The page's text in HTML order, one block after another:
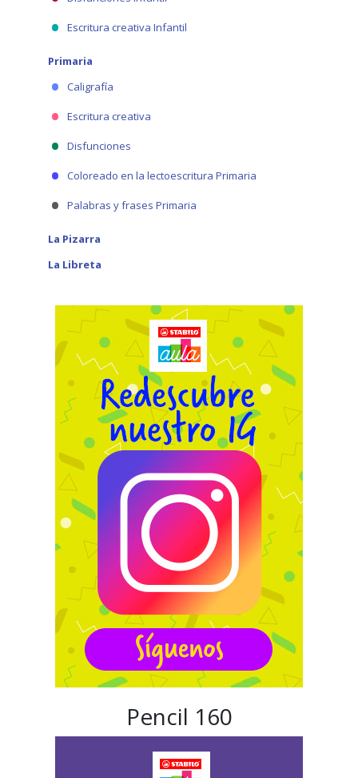
Escritura creativa Infantil
Primaria
Caligrafía
Escritura creativa
Disfunciones
Coloreado en la lectoescritura Primaria
Palabras y frases Primaria
La Pizarra
La Libreta
Pencil 160